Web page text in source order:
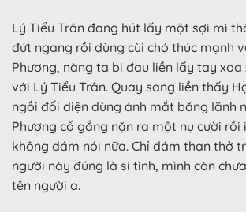
Lý Tiểu Trân đang hút lấy một sợi mì
đứt ngang rồi dùng cùi chỏ thúc mạnh
Phương, nàng ta bị đau liền lấy tay
với Lý Tiểu Trân. Quay sang liền thấy
ngồi đối diện dùng ánh mắt băng lãnh
Phương cố gắng nặn ra một nụ cười
không dám nói nữa. Chỉ dám than thở
người này đúng là si tình, mình còn
tên người a.